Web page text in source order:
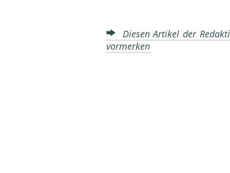
Diesen Artikel der
vormerken